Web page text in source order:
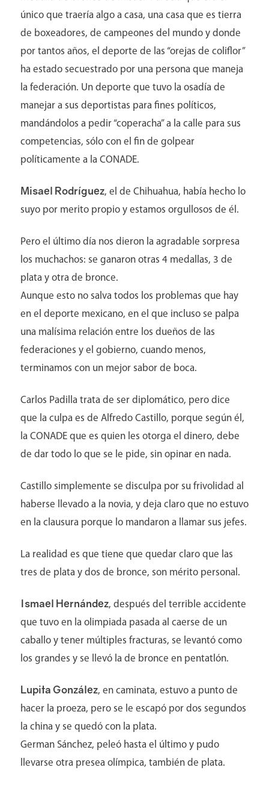
único que traería algo a casa, una casa que es tierra
de boxeadores, de campeones del mundo y donde
por tantos años, el deporte de las “orejas de coliflor”
ha estado secuestrado por una persona que maneja
la federación. Un deporte que tuvo la osadía de
manejar a sus deportistas para fines políticos,
mandándolos a pedir “coperacha” a la calle para sus
competencias, sólo con el fin de golpear
políticamente a la CONADE.
Misael Rodríguez, el de Chihuahua, había hecho lo
suyo por merito propio y estamos orgullosos de él.
Pero el último día nos dieron la agradable sorpresa
los muchachos: se ganaron otras 4 medallas, 3 de
plata y otra de bronce.
Aunque esto no salva todos los problemas que hay
en el deporte mexicano, en el que incluso se palpa
una malísima relación entre los dueños de las
federaciones y el gobierno, cuando menos,
terminamos con un mejor sabor de boca.
Carlos Padilla trata de ser diplomático, pero dice
que la culpa es de Alfredo Castillo, porque según él,
la CONADE que es quien les otorga el dinero, debe
de dar todo lo que se le pide, sin opinar en nada.
Castillo simplemente se disculpa por su frivolidad al
haberse llevado a la novia, y deja claro que no estuvo
en la clausura porque lo mandaron a llamar sus jefes.
La realidad es que tiene que quedar claro que las
tres de plata y dos de bronce, son mérito personal.
Ismael Hernández, después del terrible accidente
que tuvo en la olimpiada pasada al caerse de un
caballo y tener múltiples fracturas, se levantó como
los grandes y se llevó la de bronce en pentatlón.
Lupita González, en caminata, estuvo a punto de
hacer la proeza, pero se le escapó por dos segundos
la china y se quedó con la plata.
German Sánchez, peleó hasta el último y pudo
llevarse otra presea olímpica, también de plata.